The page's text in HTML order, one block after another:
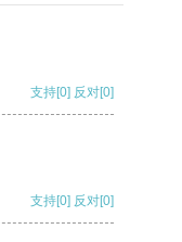
支持[0] 反对[0]
支持[0] 反对[0]